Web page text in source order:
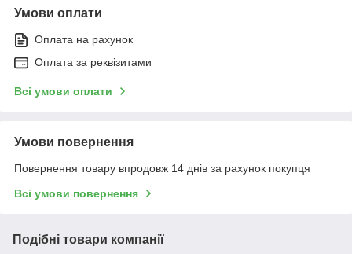
Умови оплати
Оплата на рахунок
Оплата за реквізитами
Всі умови оплати
Умови повернення
Повернення товару впродовж 14 днів за рахунок покупця
Всі умови повернення
Подібні товари компанії